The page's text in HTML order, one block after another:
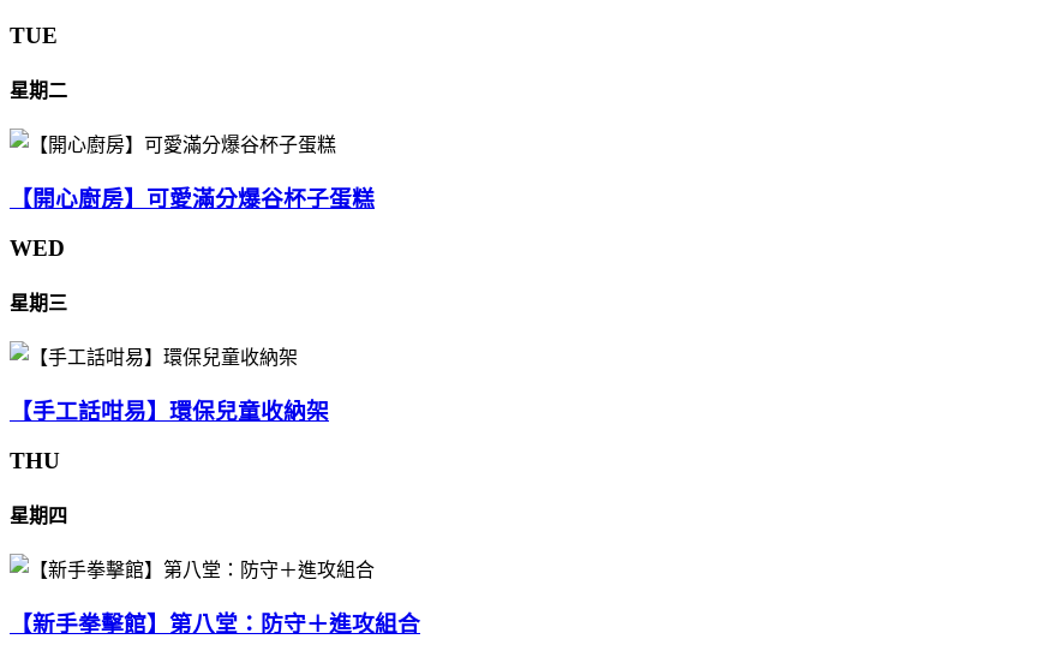
TUE
星期二
【開心廚房】可愛滿分爆谷杯子蛋糕
WED
星期三
【手工話咁易】環保兒童收納架
THU
星期四
【新手拳擊館】第八堂：防守＋進攻組合